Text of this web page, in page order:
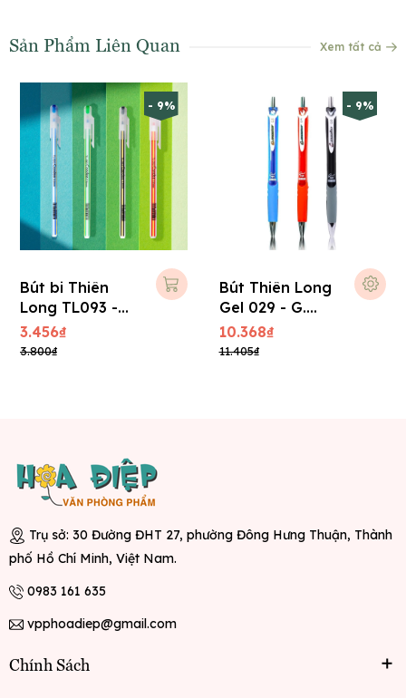
Sản Phẩm Liên Quan Xem tất cả
- 9%
Bút bi Thiên
Long TL093 -
Candee (0,6
mm) - Xanh
3.456₫
3.800₫
- 9%
Bút Thiên Long
Gel 029 - G.
Master 0.5mm
10.368₫
11.405₫
Trụ sở: 30 Đường ĐHT 27, phường Đông Hưng Thuận, Thành
phố Hồ Chí Minh, Việt Nam.
0983 161 635
vpphoadiep@gmail.com
Chính Sách